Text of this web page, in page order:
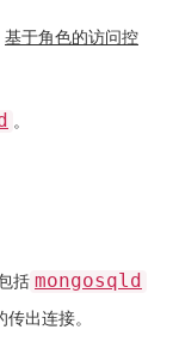
基于角色的访问控
。
括 mongosqld
出连接。